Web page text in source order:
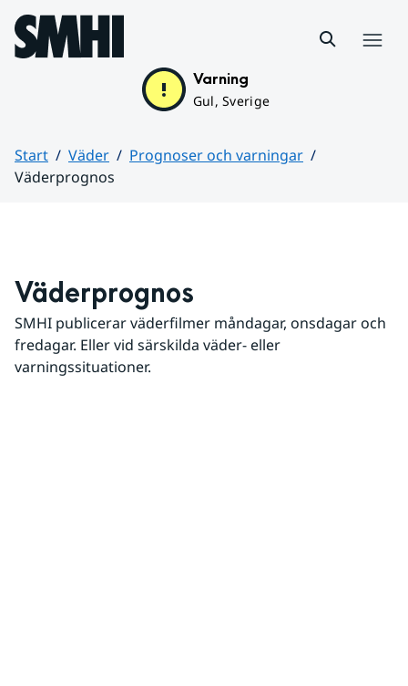
Hoppa till sidans innehåll
Varning
Gul, Sverige
Start Väder
Prognoser och varningar
Väderprognos
Väderprognos
SMHI publicerar väderfilmer måndagar, onsdagar och
fredagar. Eller vid särskilda väder- eller
varningssituationer.